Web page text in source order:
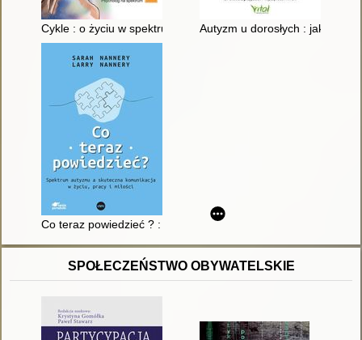
Cykle : o życiu w spektrum autyzmu i z ADHD
Autyzm u dorosłych : jak
Co teraz powiedzieć ? : spektrum autyzmu a skuteczna
SPOŁECZEŃSTWO OBYWATELSKIE